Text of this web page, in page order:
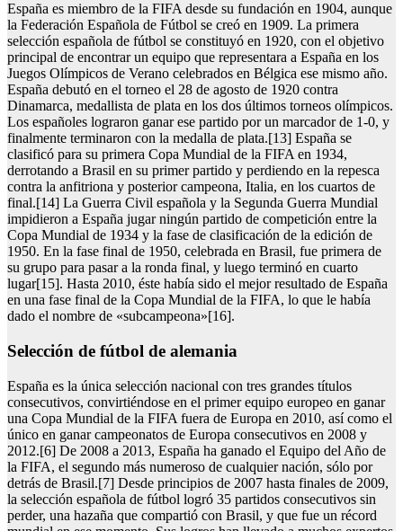
España es miembro de la FIFA desde su fundación en 1904, aunque
la Federación Española de Fútbol se creó en 1909. La primera
selección española de fútbol se constituyó en 1920, con el objetivo
principal de encontrar un equipo que representara a España en los
Juegos Olímpicos de Verano celebrados en Bélgica ese mismo año.
España debutó en el torneo el 28 de agosto de 1920 contra
Dinamarca, medallista de plata en los dos últimos torneos olímpicos.
Los españoles lograron ganar ese partido por un marcador de 1-0, y
finalmente terminaron con la medalla de plata.[13] España se
clasificó para su primera Copa Mundial de la FIFA en 1934,
derrotando a Brasil en su primer partido y perdiendo en la repesca
contra la anfitriona y posterior campeona, Italia, en los cuartos de
final.[14] La Guerra Civil española y la Segunda Guerra Mundial
impidieron a España jugar ningún partido de competición entre la
Copa Mundial de 1934 y la fase de clasificación de la edición de
1950. En la fase final de 1950, celebrada en Brasil, fue primera de
su grupo para pasar a la ronda final, y luego terminó en cuarto
lugar[15]. Hasta 2010, éste había sido el mejor resultado de España
en una fase final de la Copa Mundial de la FIFA, lo que le había
dado el nombre de «subcampeona»[16].
selección de fútbol de alemania
España es la única selección nacional con tres grandes títulos
consecutivos, convirtiéndose en el primer equipo europeo en ganar
una Copa Mundial de la FIFA fuera de Europa en 2010, así como el
único en ganar campeonatos de Europa consecutivos en 2008 y
2012.[6] De 2008 a 2013, España ha ganado el Equipo del Año de
la FIFA, el segundo más numeroso de cualquier nación, sólo por
detrás de Brasil.[7] Desde principios de 2007 hasta finales de 2009,
la selección española de fútbol logró 35 partidos consecutivos sin
perder, una hazaña que compartió con Brasil, y que fue un récord